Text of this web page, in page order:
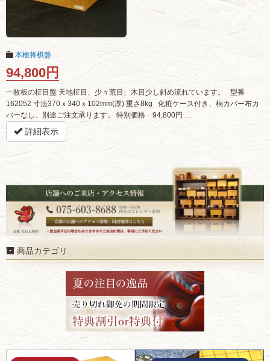
本榧将棋盤
94,800円
一枚板の柾目盤 天地柾目、少々荒目、木目少し斜め流れています。 型番
162052 寸法370ｘ340ｘ102mm(厚) 重さ8kg 化粧ケース付き、桐カバー布カ
バーなし、別途ご注文承ります。 特別価格 94,800円 …
詳細表示
商品カテゴリ